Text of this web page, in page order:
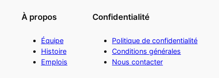
À propos
Équipe
Histoire
Emplois
Confidentialité
Politique de confidentialité
Conditions générales
Nous contacter